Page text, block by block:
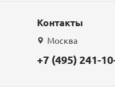
Контакты
Москва
+7 (495) 241-